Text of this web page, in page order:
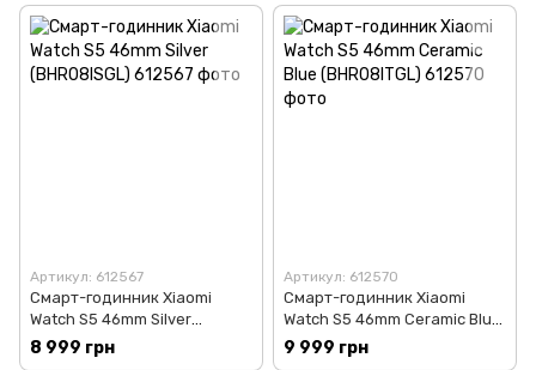
Артикул: 612567
Смарт-годинник Xiaomi
Watch S5 46mm Silver
(BHR08ISGL)
8 999 грн
Артикул: 612570
Смарт-годинник Xiaomi
Watch S5 46mm Ceramic Blue
(BHR08ITGL)
9 999 грн